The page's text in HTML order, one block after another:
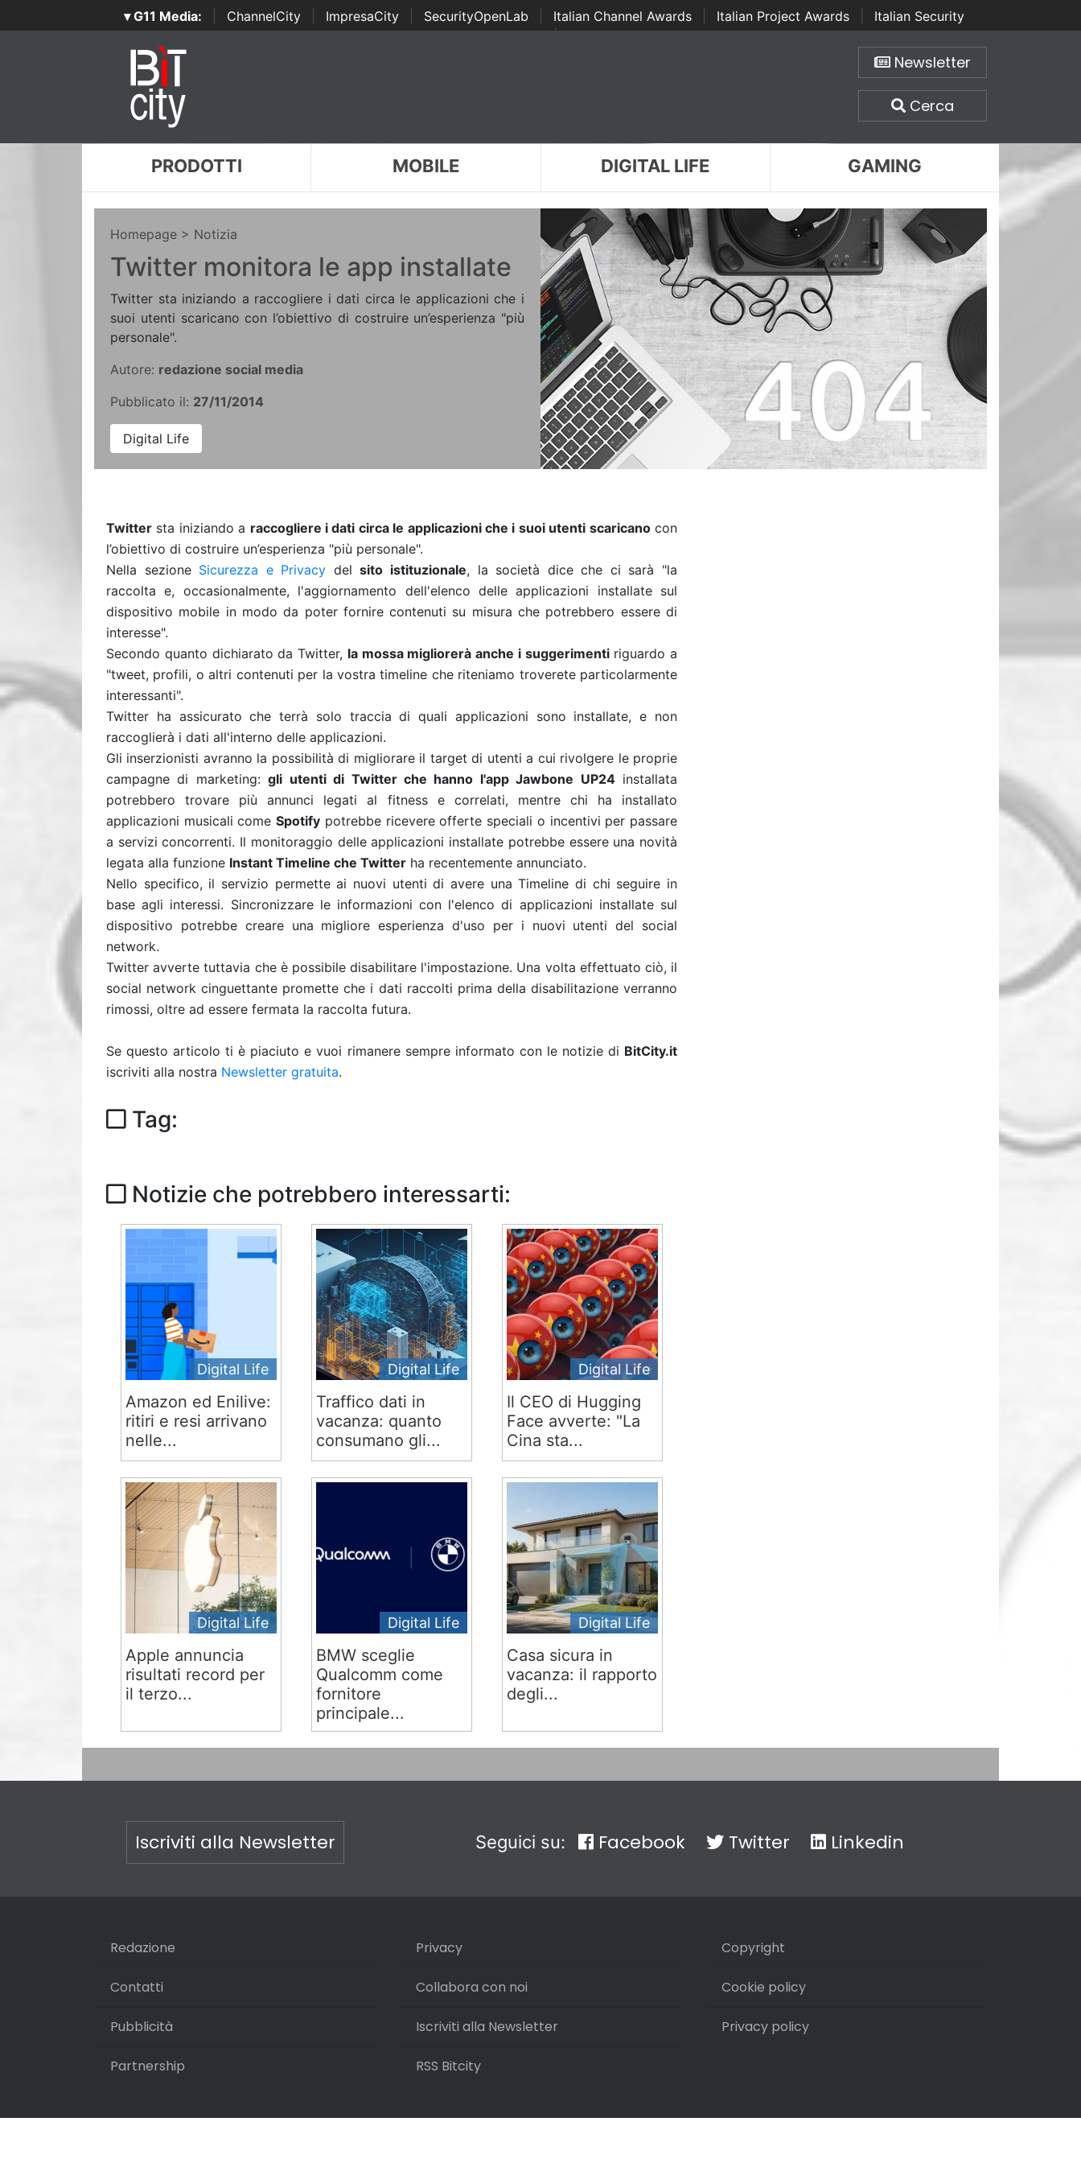
▾ G11 Media: ChannelCity ImpresaCity SecurityOpenLab Italian Channel Awards Italian Project Awards
Italian Security
Awards | ...
Newsletter
Cerca
PRODOTTI MOBILE DIGITAL LIFE GAMING
Homepage > Notizia
Twitter monitora le app installate
Twitter sta iniziando a raccogliere i dati circa le applicazioni che i
suoi utenti scaricano con l’obiettivo di costruire un’esperienza "più
personale".
Autore: redazione social media
Pubblicato il: 27/11/2014
Digital Life
Twitter sta iniziando a raccogliere i dati circa le applicazioni che i suoi utenti scaricanocon
l’obiettivo di costruire un’esperienza "più personale".
Nella sezione Sicurezza e Privacy delsito istituzionale, la società dice che ci sarà "la
raccolta e, occasionalmente, l'aggiornamento dell'elenco delle applicazioni installate sul
dispositivo mobile in modo da poter fornire contenuti su misura che potrebbero essere di
interesse".
Secondo quanto dichiarato da Twitter, la mossa migliorerà anche i suggerimentiriguardo a
"tweet, profili, o altri contenuti per la vostra timeline che riteniamo troverete particolarmente
interessanti".
Twitter ha assicurato che terrà solo traccia di quali applicazioni sono installate, e non
raccoglierà i dati all'interno delle applicazioni.
Gli inserzionisti avranno la possibilità di migliorare il target di utenti a cui rivolgere le proprie
campagne di marketing:gli utenti di Twitter che hanno l'app Jawbone UP24installata
potrebbero trovare più annunci legati al fitness e correlati, mentre chi ha installato
applicazioni musicali comeSpotify potrebbe ricevere offerte speciali o incentivi per passare
a servizi concorrenti. Il monitoraggio delle applicazioni installate potrebbe essere una novità
legata alla funzione Instant Timeline che Twitter ha recentemente annunciato.
Nello specifico, il servizio permette ai nuovi utenti di avere una Timeline di chi seguire in
base agli interessi. Sincronizzare le informazioni con l'elenco di applicazioni installate sul
dispositivo potrebbe creare una migliore esperienza d'uso per i nuovi utenti del social
network.
Twitter avverte tuttavia che è possibile disabilitare l'impostazione. Una volta effettuato ciò, il
social network cinguettante promette che i dati raccolti prima della disabilitazione verranno
rimossi, oltre ad essere fermata la raccolta futura.
Se questo articolo ti è piaciuto e vuoi rimanere sempre informato con le notizie di BitCity.it
iscriviti alla nostra Newsletter gratuita.
Tag:
Notizie che potrebbero interessarti:
Digital Life
Amazon ed Enilive:
ritiri e resi arrivano
nelle...
Digital Life
Traffico dati in
vacanza: quanto
consumano gli...
Digital Life
Il CEO di Hugging
Face avverte: "La
Cina sta...
Digital Life
Apple annuncia
risultati record per
il terzo...
Digital Life
BMW sceglie
Qualcomm come
fornitore
principale...
Digital Life
Casa sicura in
vacanza: il rapporto
degli...
Iscriviti alla Newsletter Seguici su: Facebook Twitter Linkedin
Redazione
Contatti
Pubblicità
Partnership
Privacy
Collabora con noi
Iscriviti alla Newsletter
RSS Bitcity
Copyright
Cookie policy
Privacy policy